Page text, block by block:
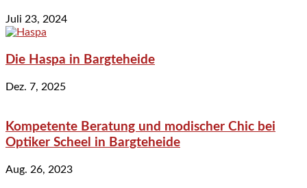
Juli 23, 2024
Die Haspa in Bargteheide
Dez. 7, 2025
Kompetente Beratung und modischer Chic bei
Optiker Scheel in Bargteheide
Aug. 26, 2023